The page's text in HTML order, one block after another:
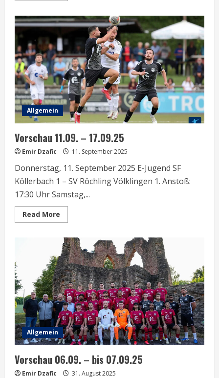
02.10.25
Allgemein
Vorschau 11.09. – 17.09.25
Emir Dzafic 11. September 2025
Donnerstag, 11. September 2025 E-Jugend SF
Köllerbach 1 – SV Röchling Völklingen 1. Anstoß:
17:30 Uhr Samstag,...
Read More
more
11.09.
–
17.09.25
Allgemein
Vorschau 06.09. – bis 07.09.25
Emir Dzafic 31. August 2025